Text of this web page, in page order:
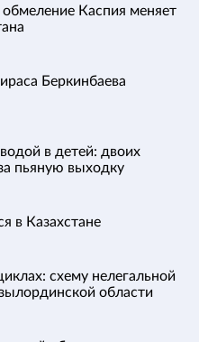
Каспия меняет
Беркинбаева
в детей: двоих
пьяную выходку
в Казахстане
схему нелегальной
области